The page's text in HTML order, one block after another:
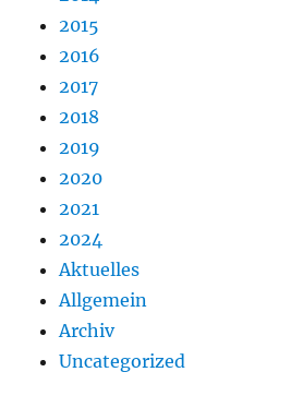
2015
2016
2017
2018
2019
2020
2021
2024
Aktuelles
Allgemein
Archiv
Uncategorized